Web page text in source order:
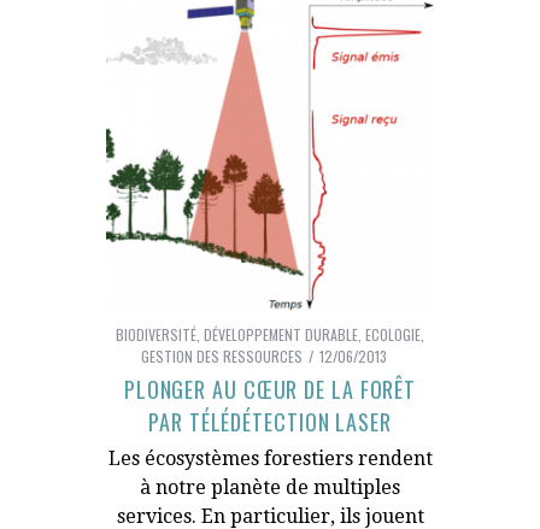
BIODIVERSITÉ DÉVELOPPEMENT DURABLE ECOLOGIE
GESTION DES RESSOURCES
12/06/2013
PLONGER AU CŒUR DE LA FORÊT
PAR TÉLÉDÉTECTION LASER
Les écosystèmes forestiers rendent
à notre planète de multiples
services. En particulier, ils jouent